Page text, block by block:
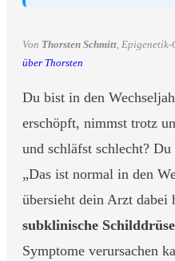
Von Thorsten Schmitt,
über Thorsten
Du bist in den
erschöpft, nimmst trotz
und schläfst schlecht?
„Das ist normal in den
übersieht dein Arzt dabei
subklinische
Symptome verursachen